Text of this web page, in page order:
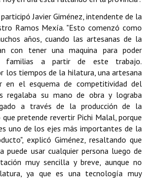
Javier Giménez, intendente de la
Ramos Mexía. "Esto comenzó como
años, cuando las artesanas de la
con tener una maquina para poder
familias a partir de este trabajo.
los tiempos de la hilatura, una artesana
en el esquema de competitividad del
regalaba su mano de obra y lograba
a través de la producción de la
pretende revertir Pichi Malal, porque
uno de los ejes más importantes de la
explicó Giménez, resaltando que
puede usar cualquier persona luego de
muy sencilla y breve, aunque no
ya que es una tecnología muy